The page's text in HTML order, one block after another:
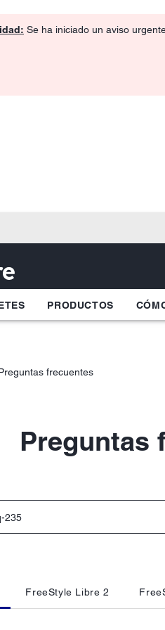
Se ha iniciado un aviso
PRODUCTOS
frecuentes
Preguntas
FreeStyle Libre 2